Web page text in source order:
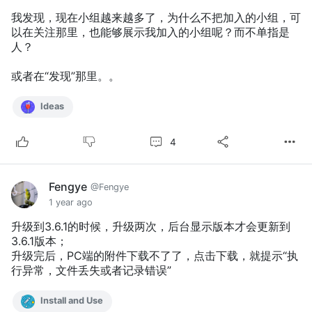
我发现，现在小组越来越多了，为什么不把加入的小组，可
以在关注那里，也能够展示我加入的小组呢？而不单指是
人？
或者在“发现”那里。。
Ideas
4
Fengye @Fengye
1 year ago
升级到3.6.1的时候，升级两次，后台显示版本才会更新到
3.6.1版本；
升级完后，PC端的附件下载不了了，点击下载，就提示“执
行异常，文件丢失或者记录错误”
Install and Use